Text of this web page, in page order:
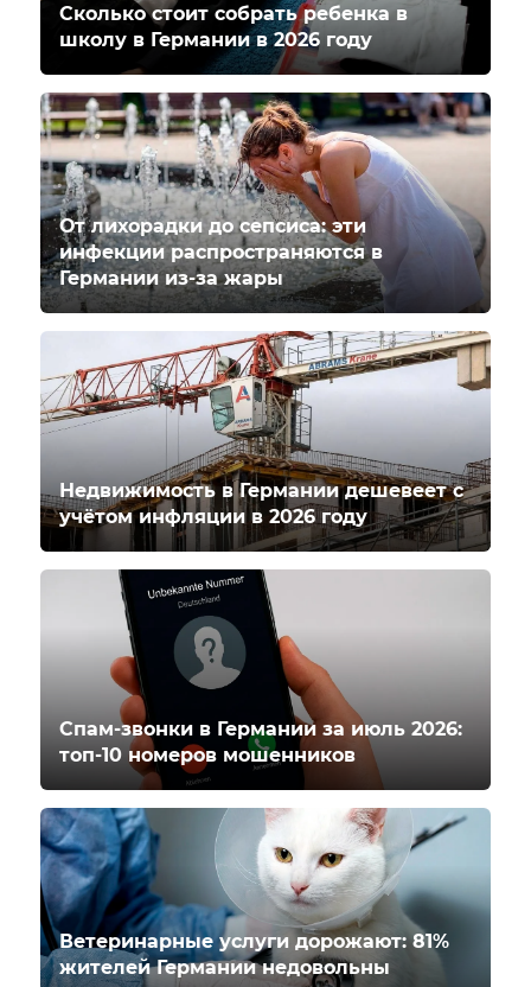
Сколько стоит собрать ребенка в
школу в Германии в 2026 году
От лихорадки до сепсиса: эти
инфекции распространяются в
Германии из-за жары
Недвижимость в Германии дешевеет с
учётом инфляции в 2026 году
Спам-звонки в Германии за июль 2026:
топ-10 номеров мошенников
Ветеринарные услуги дорожают: 81%
жителей Германии недовольны